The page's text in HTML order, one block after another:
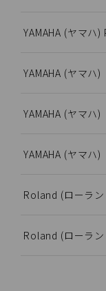
YAMAHA (ヤマハ)
YAMAHA (ヤマ
YAMAHA (ヤマ
YAMAHA (ヤマ
Roland (ローラ
Roland (ローラ